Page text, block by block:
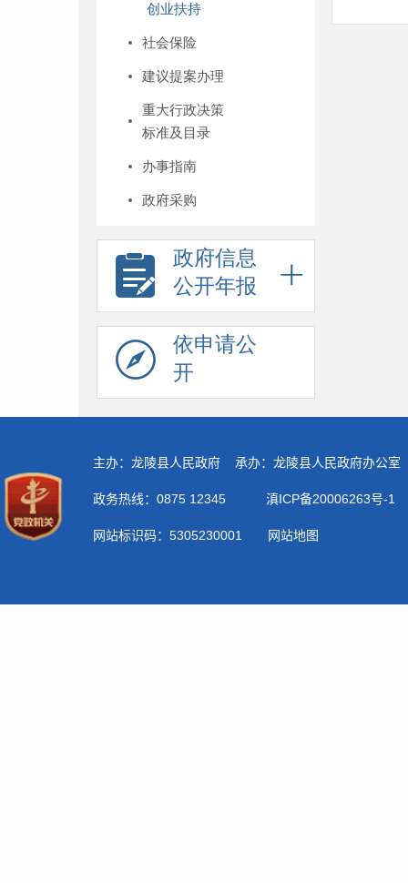
创业扶持
社会保险
建议提案办理
重大行政决策
标准及目录
办事指南
政府采购
政府信息
公开年报
依申请公
开